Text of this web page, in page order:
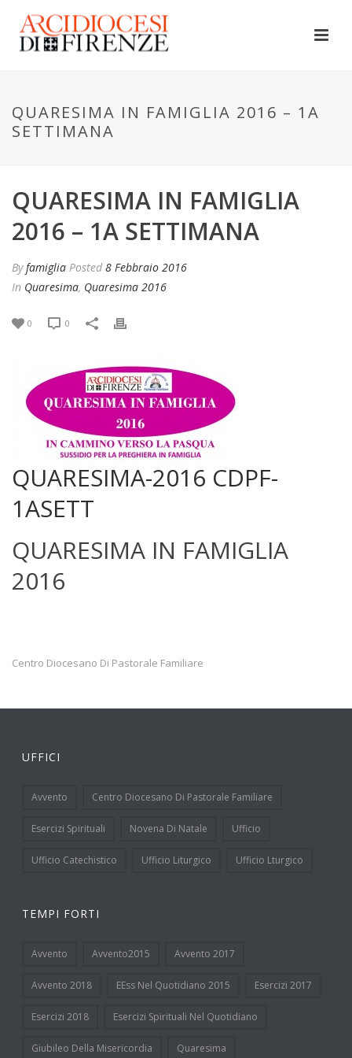
QUARESIMA IN FAMIGLIA 2016 – 1A
SETTIMANA
QUARESIMA IN FAMIGLIA
2016 – 1A SETTIMANA
Byfamiglia Posted 8 Febbraio 2016
In Quaresima, Quaresima 2016
0 0
QUARESIMA-2016 CDPF-
1ASETT
QUARESIMA IN FAMIGLIA
2016
Centro Diocesano Di Pastorale Familiare
UFFICI
Avvento Centro Diocesano Di Pastorale Familiare
Esercizi Spirituali Novena Di Natale Ufficio
Ufficio Catechistico Ufficio Liturgico Ufficio Lturgico
TEMPI FORTI
Avvento Avvento2015 Avvento 2017
Avvento 2018 EEss Nel Quotidiano 2015 Esercizi 2017
Esercizi 2018 Esercizi Spirituali Nel Quotidiano
Giubileo Della Misericordia Quaresima